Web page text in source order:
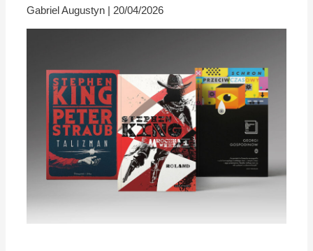
Gabriel Augustyn 20/04/2026